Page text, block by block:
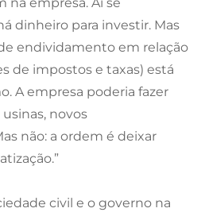
dinheiro para investir. Mas
endividamento em relação
de impostos e taxas) está
A empresa poderia fazer
novos
não: a ordem é deixar
civil e o governo na